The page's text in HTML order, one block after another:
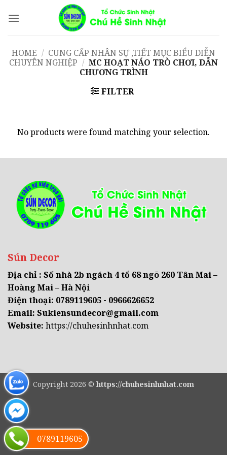
qua
HOME / CUNG CẤP NHÂN SỰ ,TIẾT MỤC BIỂU DIỄN
CHUYÊN NGHIỆP / MC HOẠT NÁO TRÒ CHƠI, DẪN
CHƯƠNG TRÌNH
FILTER
No products were found matching your selection.
Sún Decor
Địa chỉ : Số nhà 2b ngách 4 tổ 68 ngõ 260 Tân Mai –
Hoàng Mai – Hà Nội
Điện thoại: 0789119605 - 0966626652
Email: Sukiensundecor@gmail.com
Website: https://chuhesinhnhat.com
Copyright 2026 ©https://chuhesinhnhat.com
0789119605